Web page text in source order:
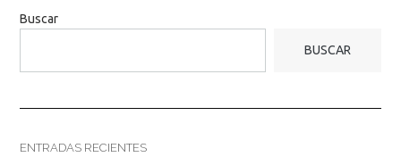
Buscar
BUSCAR
ENTRADAS RECIENTES